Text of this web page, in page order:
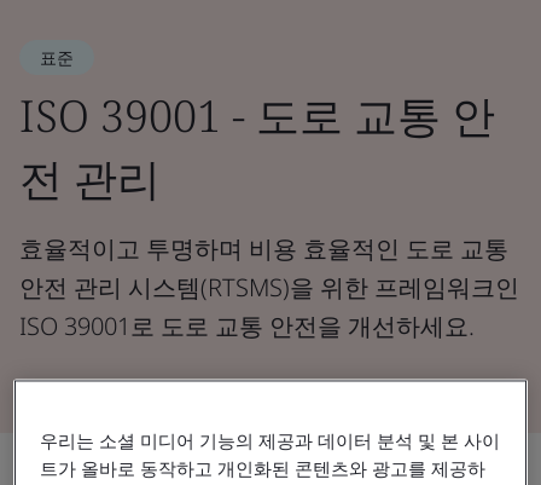
표준
ISO 39001 - 도로 교통 안
전 관리
효율적이고 투명하며 비용 효율적인 도로 교통
안전 관리 시스템(RTSMS)을 위한 프레임워크인
ISO 39001로 도로 교통 안전을 개선하세요.
우리는 소셜 미디어 기능의 제공과 데이터 분석 및 본 사이
트가 올바로 동작하고 개인화된 콘텐츠와 광고를 제공하